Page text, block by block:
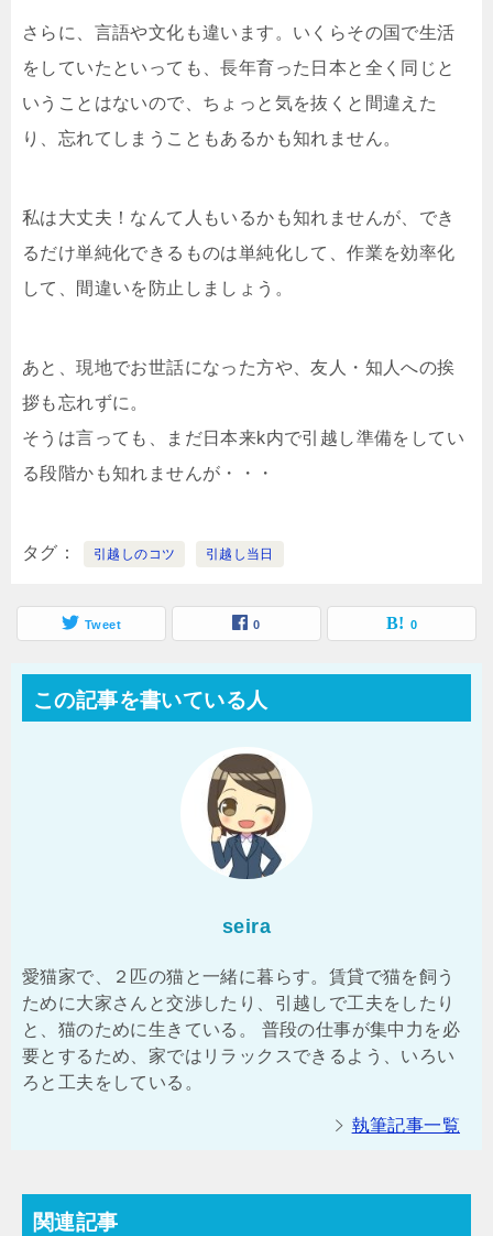
さらに、言語や文化も違います。いくらその国で生活
をしていたといっても、長年育った日本と全く同じと
いうことはないので、ちょっと気を抜くと間違えた
り、忘れてしまうこともあるかも知れません。
私は大丈夫！なんて人もいるかも知れませんが、でき
るだけ単純化できるものは単純化して、作業を効率化
して、間違いを防止しましょう。
あと、現地でお世話になった方や、友人・知人への挨
拶も忘れずに。
そうは言っても、まだ日本来k内で引越し準備をしてい
る段階かも知れませんが・・・
タグ 引越しのコツ 引越し当日
Tweet 0 0
この記事を書いている人
seira
愛猫家で、２匹の猫と一緒に暮らす。賃貸で猫を飼う
ために大家さんと交渉したり、引越しで工夫をしたり
と、猫のために生きている。 普段の仕事が集中力を必
要とするため、家ではリラックスできるよう、いろい
ろと工夫をしている。
執筆記事一覧
関連記事